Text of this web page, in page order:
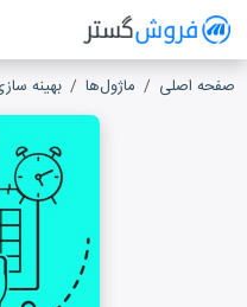
سیستم مدیریت فروش آنلاین
صفحه اصلی ماژول‌ها بهینه